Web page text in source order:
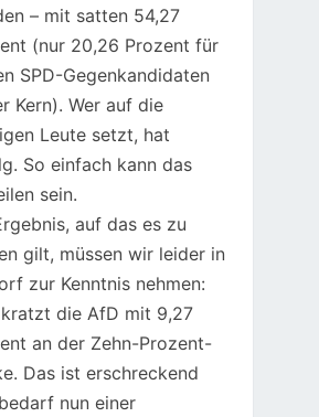
– mit satten 54,27
(nur 20,26 Prozent für
SPD-Gegenkandidaten
Kern). Wer auf die
Leute setzt, hat
So einfach kann das
sein.
auf das es zu
gilt, müssen wir leider in
zur Kenntnis nehmen:
die AfD mit 9,27
an der Zehn-Prozent-
Das ist erschreckend
nun einer